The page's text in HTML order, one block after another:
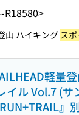
R18580>
山 ハイキング ス
軽量
イル Vol.7 (
』